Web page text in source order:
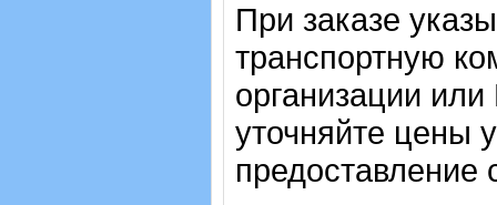
При заказе
транспортную
организации
уточняйте цены
предоставление